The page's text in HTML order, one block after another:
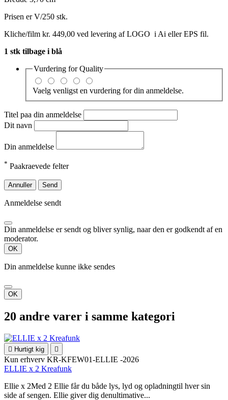
Prisen er V/250 stk.
Kliche/film kr. 449,00 ved levering af LOGO i Ai eller EPS fil.
1 stk tilbage i blå
Vurdering forQuality
Vaelg venligst en vurdering for din anmeldelse.
Titel paa din anmeldelse
Dit navn
Din anmeldelse
* Paakraevede felter
Annuller Send
Anmeldelse sendt
Din anmeldelse er sendt og bliver synlig, naar den er godkendt af en
moderator.
OK
Din anmeldelse kunne ikke sendes
OK
20 andre varer i samme kategori
 Hurtigt kig 
Kun erhverv KR-KFEW01-ELLIE -2026
ELLIE x 2 Kreafunk
Ellie x 2Med 2 Ellie får du både lys, lyd og opladningtil hver sin
side af sengen. Ellie giver dig denultimative...